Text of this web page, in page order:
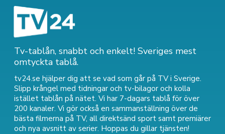
Tv-tablån, snabbt och enkelt! Sveriges mest
omtyckta tablå.
tv24.se hjälper dig att se vad som går på TV i Sverige.
Slipp krångel med tidningar och tv-bilagor och kolla
istället tablån på nätet. Vi har 7-dagars tablå för över
200 kanaler. Vi gör också en sammanställning över de
bästa filmerna på TV, all direktsänd sport samt premiärer
och nya avsnitt av serier. Hoppas du gillar tjänsten!